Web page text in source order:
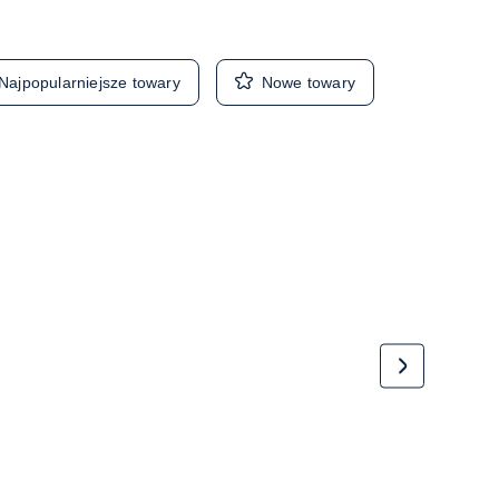
Najpopularniejsze towary Nowe towary